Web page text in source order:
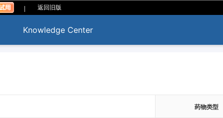
| 返回旧版
Knowledge Center
药物类型